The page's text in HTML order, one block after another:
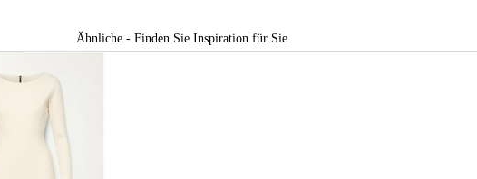
Ähnliche - Finden Sie Inspiration für Sie